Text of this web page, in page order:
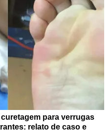
para verrugas
relato de caso e